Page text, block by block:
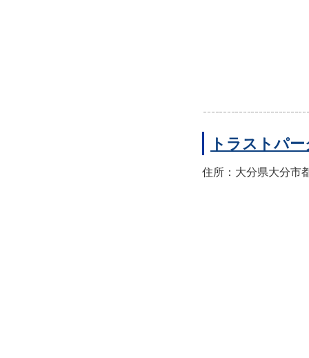
トラストパ
住所：大分県大分市